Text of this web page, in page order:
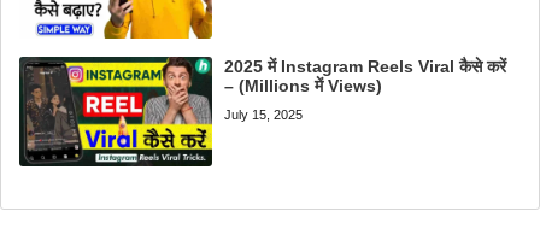
2025 में Instagram Reels Viral कैसे करें
– (Millions में Views)
July 15, 2025